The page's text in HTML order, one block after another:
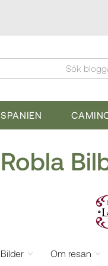
Sök
Bilder Om resan